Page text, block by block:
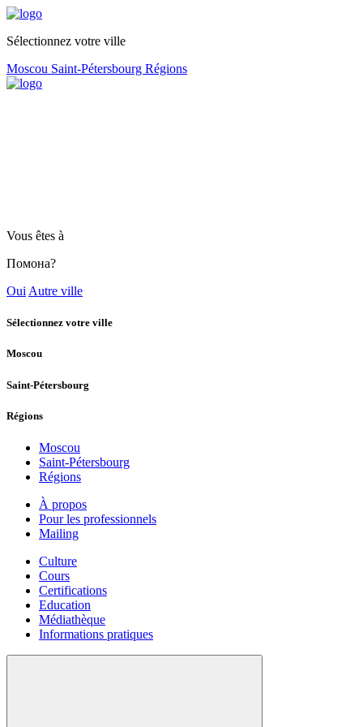
Sélectionnez votre ville
Moscou Saint-Pétersbourg Régions
Vous êtes à
Помона?
Oui Autre ville
Sélectionnez votre ville
Moscou
Saint-Pétersbourg
Régions
Moscou
Saint-Pétersbourg
Régions
À propos
Pour les professionnels
Mailing
Culture
Cours
Certifications
Education
Médiathèque
Informations pratiques